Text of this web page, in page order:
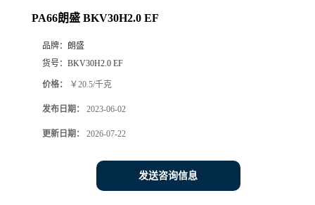
厅
PA66朗盛 BKV30H2.0 EF
品牌：
朗盛
货号： BKV30H2.0 EF
价格： ￥20.5/千克
发布日期： 2023-06-02
更新日期： 2026-07-22
发送咨询信息